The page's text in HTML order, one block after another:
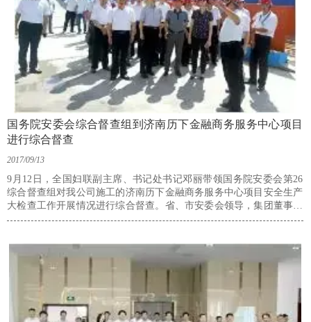
国务院安委会综合督查组到济南历下金融商务服务中心项目
进行综合督查
2017/09/13
9月12日，全国妇联副主席、书记处书记邓丽带领国务院安委会第26
综合督查组对我公司施工的济南历下金融商务服务中心项目安全生产
大检查工作开展情况进行综合督查。省、市安委会领导，集团董事、
总经理吕明谦等陪同。